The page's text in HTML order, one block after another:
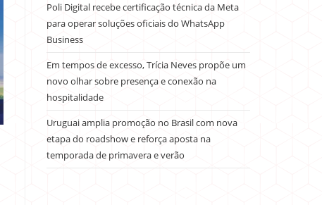
Poli Digital recebe certificação técnica da Meta
para operar soluções oficiais do WhatsApp
Business
Em tempos de excesso, Trícia Neves propõe um
novo olhar sobre presença e conexão na
hospitalidade
Uruguai amplia promoção no Brasil com nova
etapa do roadshow e reforça aposta na
temporada de primavera e verão